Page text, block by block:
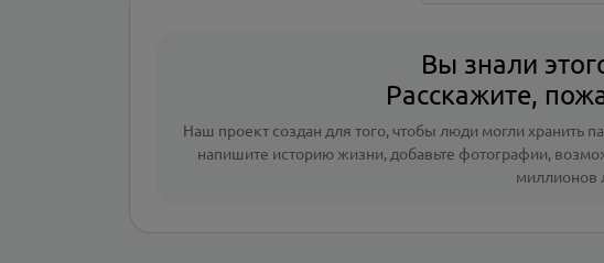
Вы знали
Расскажите,
Наш проект создан для того, чтобы люди могли хранить
напишите историю жизни, добавьте фотографии,
миллионов